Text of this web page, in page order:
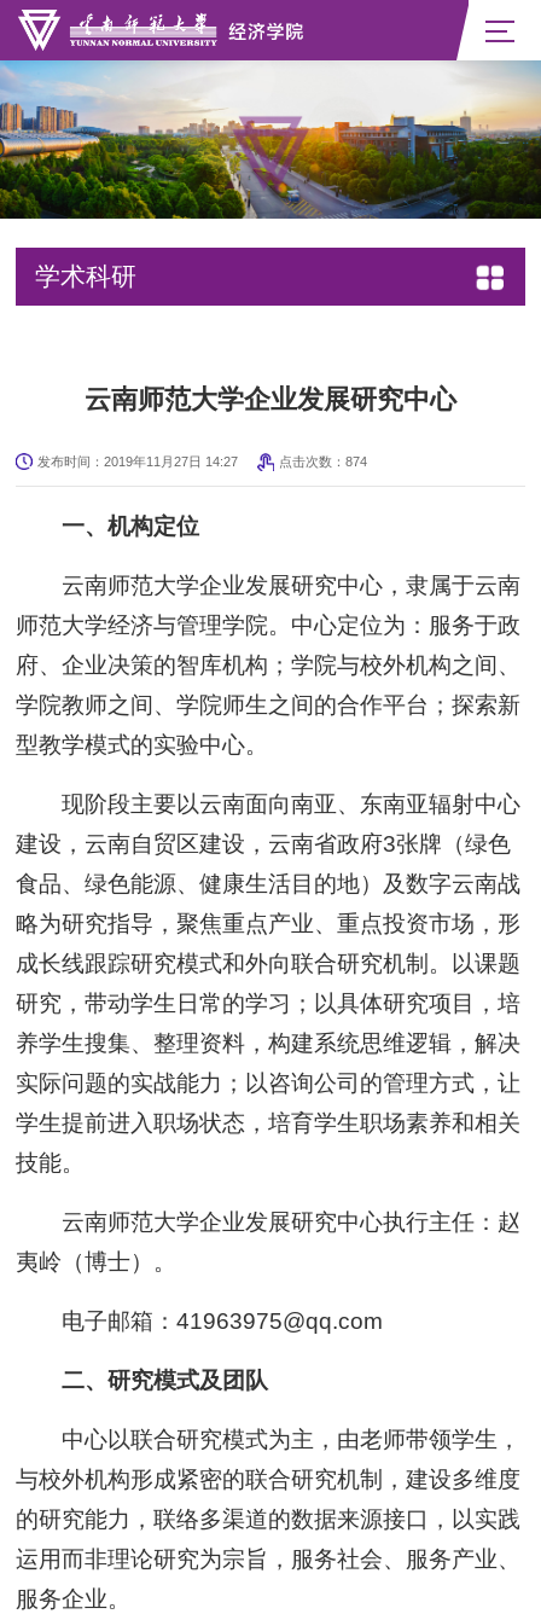
学术科研
云南师范大学企业发展研究中心
发布时间：2019年11月27日 14:27 点击次数： 874
一、机构定位
云南师范大学企业发展研究中心，隶属于云南
师范大学经济与管理学院。中心定位为：服务于政
府、企业决策的智库机构；学院与校外机构之间、
学院教师之间、学院师生之间的合作平台；探索新
型教学模式的实验中心。
现阶段主要以云南面向南亚、东南亚辐射中心
建设，云南自贸区建设，云南省政府3张牌（绿色
食品、绿色能源、健康生活目的地）及数字云南战
略为研究指导，聚焦重点产业、重点投资市场，形
成长线跟踪研究模式和外向联合研究机制。以课题
研究，带动学生日常的学习；以具体研究项目，培
养学生搜集、整理资料，构建系统思维逻辑，解决
实际问题的实战能力；以咨询公司的管理方式，让
学生提前进入职场状态，培育学生职场素养和相关
技能。
云南师范大学企业发展研究中心执行主任：赵
夷岭（博士）。
电子邮箱：41963975@qq.com
二、研究模式及团队
中心以联合研究模式为主，由老师带领学生，
与校外机构形成紧密的联合研究机制，建设多维度
的研究能力，联络多渠道的数据来源接口，以实践
运用而非理论研究为宗旨，服务社会、服务产业、
服务企业。